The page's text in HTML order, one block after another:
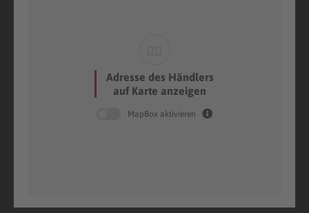
Adresse des Händlers
auf Karte anzeigen
MapBox aktivieren